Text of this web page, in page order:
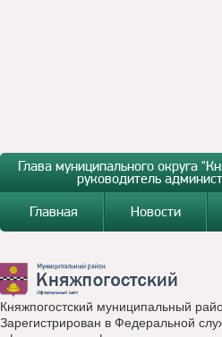
Глава муниципального округа
руководитель
Главная
Новости
Княжпогостский муниципальный
Зарегистрирован в Федеральной